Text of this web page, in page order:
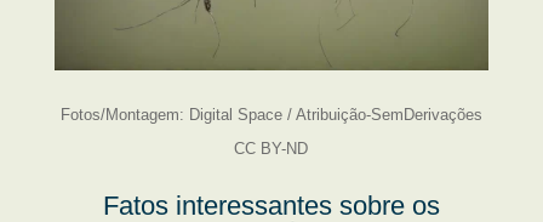
Fotos/Montagem: Digital Space / Atribuição-SemDerivações
CC BY-ND
Fatos interessantes sobre os